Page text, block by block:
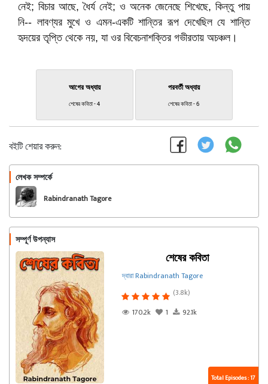
নেই; বিচার আছে, ধৈর্য নেই; ও অনেক জেনেছে শিখেছে, কিন্তু পায়
নি-- লাবণ্যর মুখে ও এমন-একটি শান্তির রূপ দেখেছিল যে শান্তি
হৃদয়ের তৃপ্তি থেকে নয়, যা ওর বিবেচনাশক্তির গভীরতায় অচঞ্চল।
আগের অধ্যায়
শেষের কবিতা - 4
পরবর্তী অধ্যায়
শেষের কবিতা - 6
বইটি শেয়ার করুন:
লেখক সম্পর্কে
Rabindranath Tagore
সম্পূর্ণ উপন্যাস
শেষের কবিতা
দ্বারা Rabindranath Tagore
(3.8k)
170.2k
1 92.1k
Total Episodes : 17